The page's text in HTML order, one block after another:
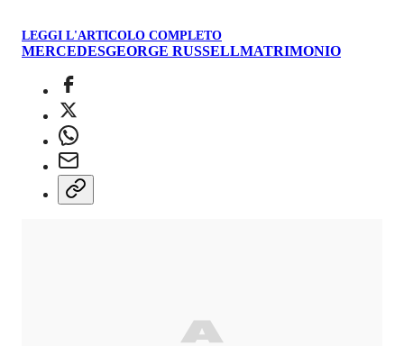
LEGGI L'ARTICOLO COMPLETO
MERCEDESGEORGE RUSSELLMATRIMONIO